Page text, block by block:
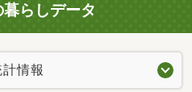
らしデータ
情報